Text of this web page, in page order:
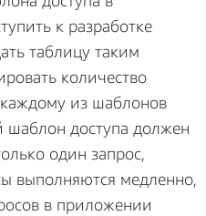
к разработке
таблицу таким
количество
из шаблонов
шаблон доступа должен
один запрос,
выполняются медленно,
в приложении